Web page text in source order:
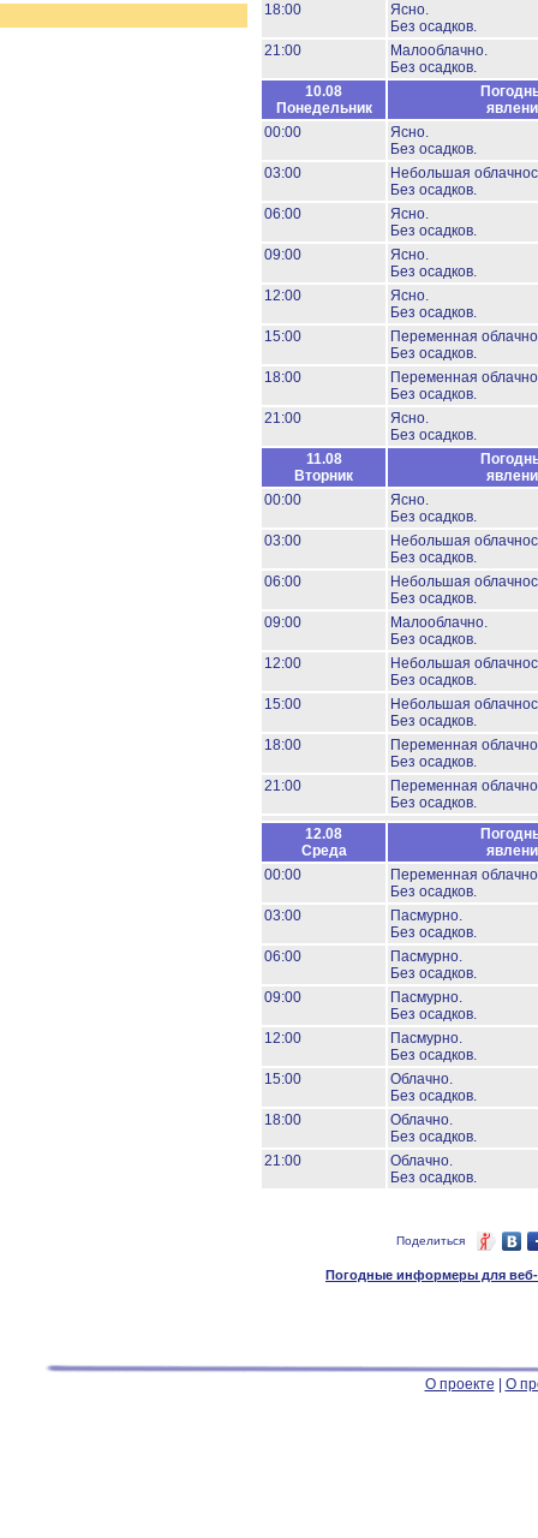
18:00
Ясно.
Без осадков.
21:00
Малооблачно.
Без осадков.
10.08
Понедельник
00:00
Ясно.
Без осадков.
03:00
Небольшая
Без осадков.
06:00
Ясно.
Без осадков.
09:00
Ясно.
Без осадков.
12:00
Ясно.
Без осадков.
15:00
Переменная
Без осадков.
18:00
Переменная
Без осадков.
21:00
Ясно.
Без осадков.
11.08
Вторник
00:00
Ясно.
Без осадков.
03:00
Небольшая
Без осадков.
06:00
Небольшая
Без осадков.
09:00
Малооблачно.
Без осадков.
12:00
Небольшая
Без осадков.
15:00
Небольшая
Без осадков.
18:00
Переменная
Без осадков.
21:00
Переменная
Без осадков.
12.08
Среда
00:00
Переменная
Без осадков.
03:00
Пасмурно.
Без осадков.
06:00
Пасмурно.
Без осадков.
09:00
Пасмурно.
Без осадков.
12:00
Пасмурно.
Без осадков.
15:00
Облачно.
Без осадков.
18:00
Облачно.
Без осадков.
21:00
Облачно.
Без осадков.
Поделиться
Погодные информеры для веб-
О проекте О